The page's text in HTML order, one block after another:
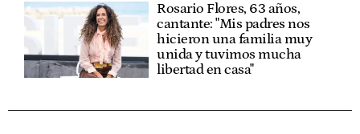
Rosario Flores, 63 años,
cantante: "Mis padres nos
hicieron una familia muy
unida y tuvimos mucha
libertad en casa"